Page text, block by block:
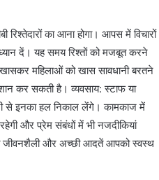
का आना होगा। आपस में विचारों
दें। यह समय रिश्तों को मजबूत करने
महिलाओं को खास सावधानी बरतने
कर सकती है। व्यवसाय: स्टाफ या
से इनका हल निकाल लेंगे। कामकाज में
और प्रेम संबंधों में भी नजदीकियां
जीवनशैली और अच्छी आदतें आपको स्वस्थ